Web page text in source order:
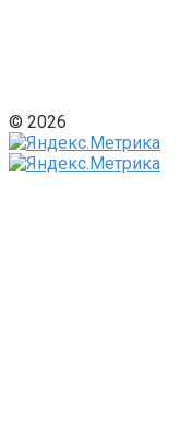
© 2026